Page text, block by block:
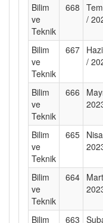
Bilim
ve
Teknik
668
/
Bilim
ve
Teknik
667
/
Bilim
ve
Teknik
666
Bilim
ve
Teknik
665
Bilim
ve
Teknik
664
Bilim
663